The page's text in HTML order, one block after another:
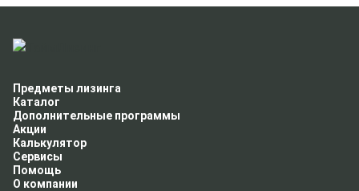
Предметы лизинга
Каталог
Дополнительные программы
Акции
Калькулятор
Сервисы
Помощь
О компании